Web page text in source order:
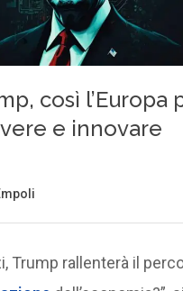
Trump rallenterà il